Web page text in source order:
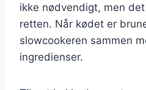
ikke nødvendigt, men
retten. Når kødet er
slowcookeren sammen
ingredienser.